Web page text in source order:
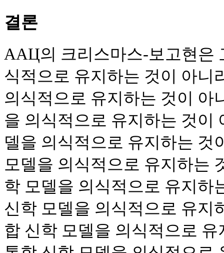
결론
AAЦ의 크리스마스-보고현은
식적으로 유지하는 것이 아니
의식적으로 유지하는 것이 아
을 의식적으로 유지하는 것이
델을 의식적으로 유지하는 것
모델을 의식적으로 유지하는
학 모델을 의식적으로 유지하
신학 모델을 의식적으로 유지
합 신학 모델을 의식적으로